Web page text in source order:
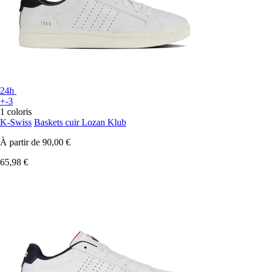
24h
+-3
1 coloris
K-Swiss Baskets cuir Lozan Klub
À partir de 90,00 €
65,98 €